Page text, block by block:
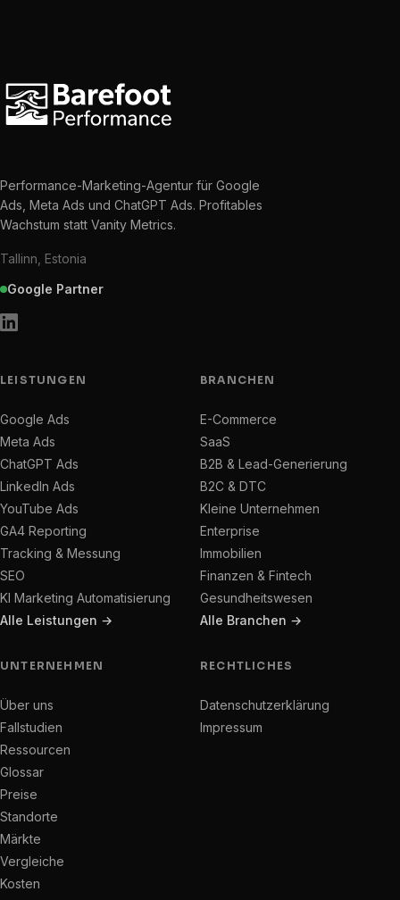
Performance-Marketing-Agentur für Google
Ads, Meta Ads und ChatGPT Ads. Profitables
Wachstum statt Vanity Metrics.
Tallinn, Estonia
Google Partner
LEISTUNGEN
Google Ads
Meta Ads
ChatGPT Ads
LinkedIn Ads
YouTube Ads
GA4 Reporting
Tracking & Messung
SEO
KI Marketing Automatisierung
Alle Leistungen →
BRANCHEN
E-Commerce
SaaS
B2B & Lead-Generierung
B2C & DTC
Kleine Unternehmen
Enterprise
Immobilien
Finanzen & Fintech
Gesundheitswesen
Alle Branchen →
UNTERNEHMEN
Über uns
Fallstudien
Ressourcen
Glossar
Preise
Standorte
Märkte
Vergleiche
Kosten
RECHTLICHES
Datenschutzerklärung
Impressum